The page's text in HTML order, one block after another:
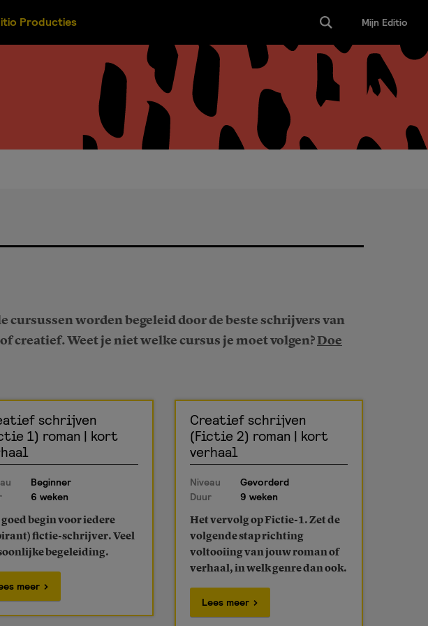
Producties Mijn Editio
worden begeleid door de beste schrijvers van
creatief. Weet je niet welke cursus je moet volgen?Doe
schrijven
1) roman | kort
Beginner
6 weken
goed begin voor iedere
fictie-schrijver. Veel
begeleiding.
meer
Creatief schrijven
(Fictie 2) roman | kort
verhaal
Niveau
Gevorderd
Duur
9 weken
Het vervolg op Fictie-1. Zet de
volgende stap richting
voltooiing van jouw roman of
verhaal, in welk genre dan ook.
Lees meer